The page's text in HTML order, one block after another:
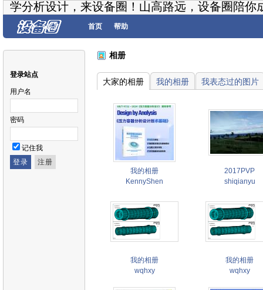
学分析设计，来设备圈！山高路远，设备圈陪你
首页 帮助
登录站点
用户名
密码
记住我
相册
大家的相册 我的相册 我表态过的图片
我的相册
KennyShen
2017PVP
shiqianyu
我的相册
wqhxy
我的相册
wqhxy